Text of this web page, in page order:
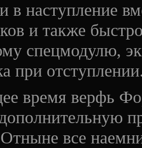
в наступление
и также
спецмодулю,
при
время верфь
все